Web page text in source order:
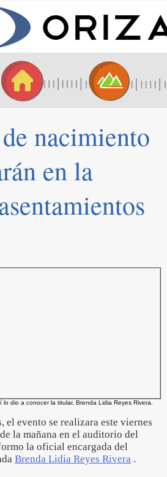
nacimiento
en la
lo dio a conocer la titular, Brenda Lidia Reyes Rivera.
el evento se realizara este viernes
la mañana en el auditorio del
la oficial encargada del
Brenda Lidia Reyes Rivera .